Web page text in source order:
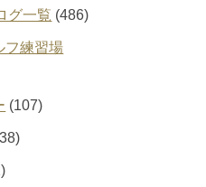
グ一覧 (486)
フ練習場
(107)